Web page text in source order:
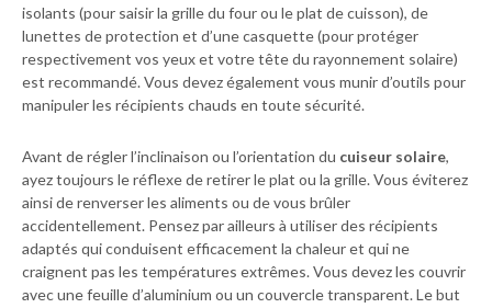
isolants (pour saisir la grille du four ou le plat de cuisson), de
lunettes de protection et d’une casquette (pour protéger
respectivement vos yeux et votre tête du rayonnement solaire)
est recommandé. Vous devez également vous munir d’outils pour
manipuler les récipients chauds en toute sécurité.
Avant de régler l’inclinaison ou l’orientation du cuiseur solaire,
ayez toujours le réflexe de retirer le plat ou la grille. Vous éviterez
ainsi de renverser les aliments ou de vous brûler
accidentellement. Pensez par ailleurs à utiliser des récipients
adaptés qui conduisent efficacement la chaleur et qui ne
craignent pas les températures extrêmes. Vous devez les couvrir
avec une feuille d’aluminium ou un couvercle transparent. Le but